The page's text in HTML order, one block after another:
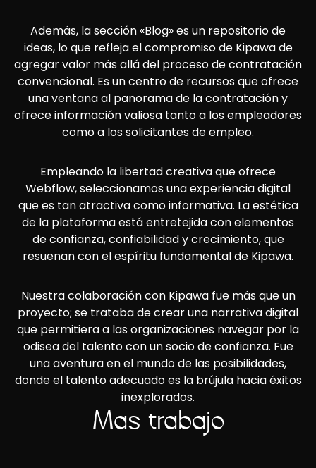
Además, la sección «Blog» es un repositorio de
ideas, lo que refleja el compromiso de Kipawa de
agregar valor más allá del proceso de contratación
convencional. Es un centro de recursos que ofrece
una ventana al panorama de la contratación y
ofrece información valiosa tanto a los empleadores
como a los solicitantes de empleo.
Empleando la libertad creativa que ofrece
Webflow, seleccionamos una experiencia digital
que es tan atractiva como informativa. La estética
de la plataforma está entretejida con elementos
de confianza, confiabilidad y crecimiento, que
resuenan con el espíritu fundamental de Kipawa.
Nuestra colaboración con Kipawa fue más que un
proyecto; se trataba de crear una narrativa digital
que permitiera a las organizaciones navegar por la
odisea del talento con un socio de confianza. Fue
una aventura en el mundo de las posibilidades,
donde el talento adecuado es la brújula hacia éxitos
inexplorados.
Más trabajo